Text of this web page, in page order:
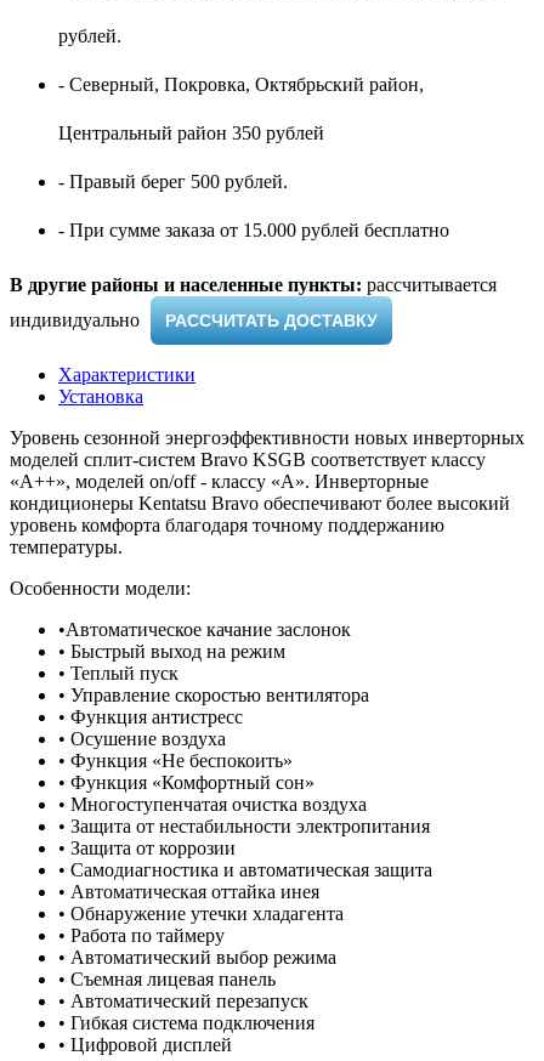
рублей.
- Северный, Покровка, Октябрьский район,
Центральный район 350 рублей
- Правый берег 500 рублей.
- При сумме заказа от 15.000 рублей бесплатно
В другие районы и населенные пункты: рассчитывается
индивидуально ​
РАССЧИТАТЬ ДОСТАВКУ
Характеристики
Установка
Уровень сезонной энергоэффективности новых инверторных
моделей сплит-систем Bravo KSGB соответствует классу
«А++», моделей on/off - классу «А». Инверторные
кондиционеры Kentatsu Bravo обеспечивают более высокий
уровень комфорта благодаря точному поддержанию
температуры.
Особенности модели:​
•Автоматическое качание заслонок
• Быстрый выход на режим
• Теплый пуск
• Управление скоростью вентилятора
• Функция антистресс
• Осушение воздуха
• Функция «Не беспокоить»
• Функция «Комфортный сон»
• Многоступенчатая очистка воздуха
• Защита от нестабильности электропитания
• Защита от коррозии
• Самодиагностика и автоматическая защита
• Автоматическая оттайка инея
• Обнаружение утечки хладагента
• Работа по таймеру
• Автоматический выбор режима
• Съемная лицевая панель
• Автоматический перезапуск
• Гибкая система подключения
• Цифровой дисплей